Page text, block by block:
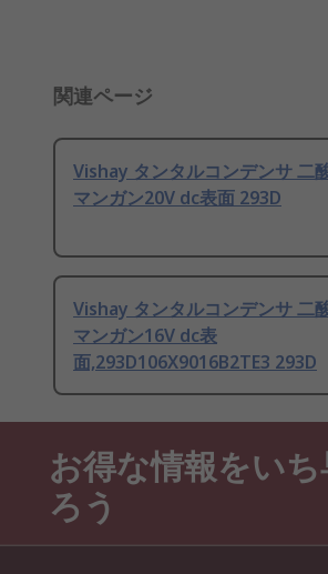
関連ページ
Vishay タンタルコンデンサ 二
マンガン20V dc表面 293D
Vishay タンタルコンデンサ 二
マンガン16V dc表
面,293D106X9016B2TE3 293D
お得な情報をい
ろう